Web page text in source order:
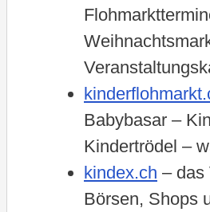
Babybasar –
Kindertrödel –
kindex.ch – das
Börsen, Shops